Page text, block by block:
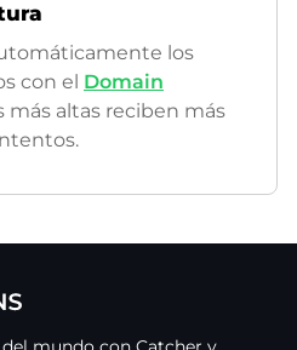
los
con el Domain
más altas reciben más